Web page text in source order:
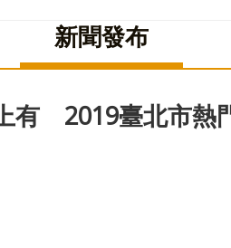
新聞發布
有 2019臺北市熱